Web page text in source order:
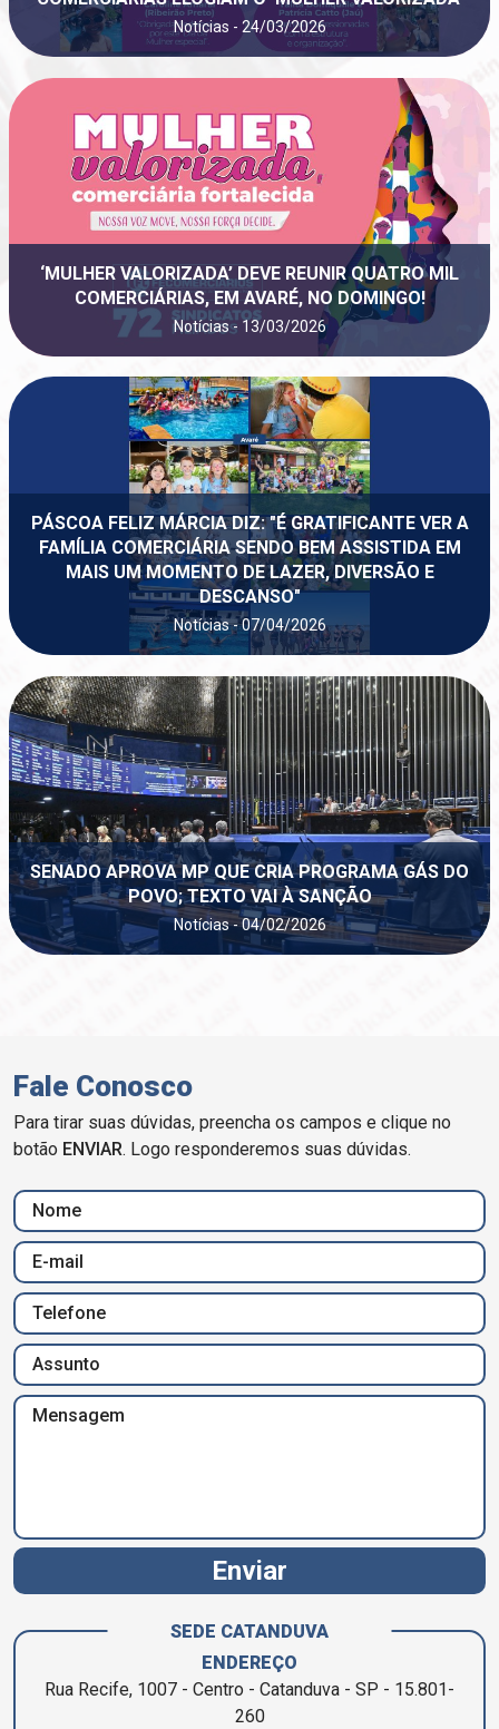
Notícias - 24/03/2026
‘MULHER VALORIZADA’ DEVE REUNIR QUATRO MIL
COMERCIÁRIAS, EM AVARÉ, NO DOMINGO!
Notícias - 13/03/2026
PÁSCOA FELIZ MÁRCIA DIZ: "É GRATIFICANTE VER A
FAMÍLIA COMERCIÁRIA SENDO BEM ASSISTIDA EM
MAIS UM MOMENTO DE LAZER, DIVERSÃO E
DESCANSO"
Notícias - 07/04/2026
SENADO APROVA MP QUE CRIA PROGRAMA GÁS DO
POVO; TEXTO VAI À SANÇÃO
Notícias - 04/02/2026
Fale Conosco
Para tirar suas dúvidas, preencha os campos e clique no
botão ENVIAR. Logo responderemos suas dúvidas.
Enviar
SEDE CATANDUVA
ENDEREÇO
Rua Recife, 1007 - Centro - Catanduva - SP - 15.801-
260